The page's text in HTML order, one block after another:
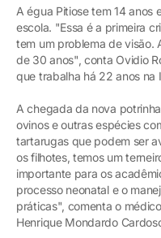
A égua Pitiose tem 14 anos
escola. "Essa é a primeira
tem um problema de visão.
de 30 anos", conta Ovidio
que trabalha há 22 anos na
A chegada da nova
ovinos e outras espécies
tartarugas que podem ser
os filhotes, temos um
importante para os
processo neonatal e o
práticas", comenta o
Henrique Mondardo